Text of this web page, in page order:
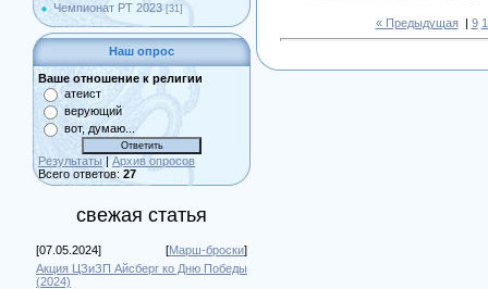
Чемпионат РТ 2023 [31]
Наш опрос
Ваше отношение к религии
атеист
верующий
вот, думаю...
Результаты | Архив опросов
Всего ответов: 27
свежая статья
[07.05.2024] [Марш-броски]
Акция ЦЗиЗП Айсберг ко Дню Победы
(2024)
« Предыдущая| 9